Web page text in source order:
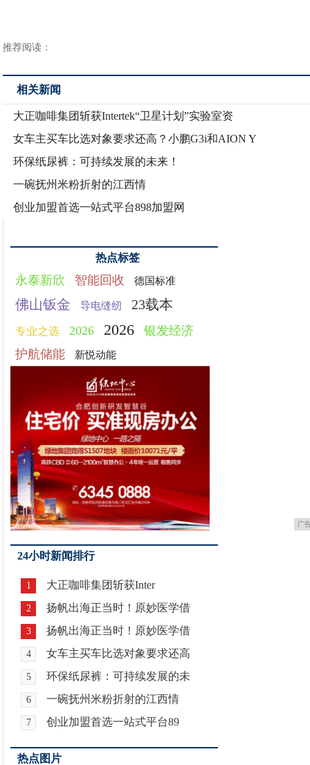
推荐阅读：
相关新闻
大正咖啡集团斩获Intertek“卫星计划”实验室资
女车主买车比选对象要求还高？小鹏G3i和AION Y
环保纸尿裤：可持续发展的未来！
一碗抚州米粉折射的江西情
创业加盟首选一站式平台898加盟网
热点标签
永泰新欣 智能回收 德国标准
佛山钣金 导电缝纫 23载本
专业之选 2026 2026
银发经济
护航储能
新悦动能
广
24小时新闻排行
1 大正咖啡集团斩获Inter
2 扬帆出海正当时！原妙医学借
3 扬帆出海正当时！原妙医学借
4 女车主买车比选对象要求还高
5 环保纸尿裤：可持续发展的未
6 一碗抚州米粉折射的江西情
7 创业加盟首选一站式平台89
热点图片